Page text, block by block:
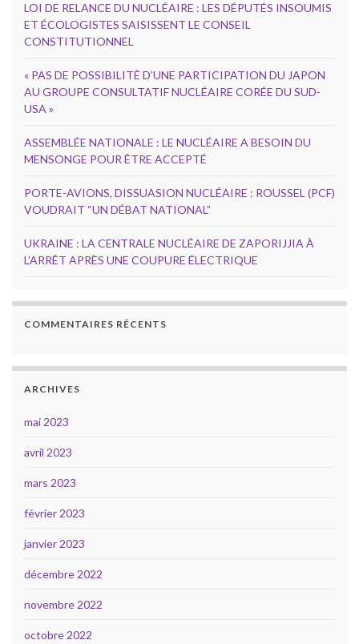
LOI DE RELANCE DU NUCLÉAIRE : LES DÉPUTÉS INSOUMIS
ET ÉCOLOGISTES SAISISSENT LE CONSEIL
CONSTITUTIONNEL
« PAS DE POSSIBILITÉ D’UNE PARTICIPATION DU JAPON
AU GROUPE CONSULTATIF NUCLÉAIRE CORÉE DU SUD-
USA »
ASSEMBLÉE NATIONALE : LE NUCLÉAIRE A BESOIN DU
MENSONGE POUR ÊTRE ACCEPTÉ
PORTE-AVIONS, DISSUASION NUCLÉAIRE : ROUSSEL (PCF)
VOUDRAIT “UN DÉBAT NATIONAL”
UKRAINE : LA CENTRALE NUCLÉAIRE DE ZAPORIJJIA À
L’ARRÊT APRÈS UNE COUPURE ÉLECTRIQUE
COMMENTAIRES RÉCENTS
ARCHIVES
mai 2023
avril 2023
mars 2023
février 2023
janvier 2023
décembre 2022
novembre 2022
octobre 2022